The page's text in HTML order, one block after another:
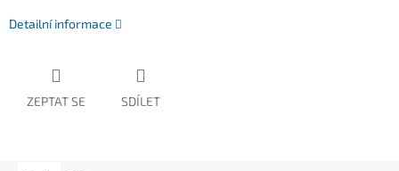
Detailní informace
ZEPTAT SE SDÍLET